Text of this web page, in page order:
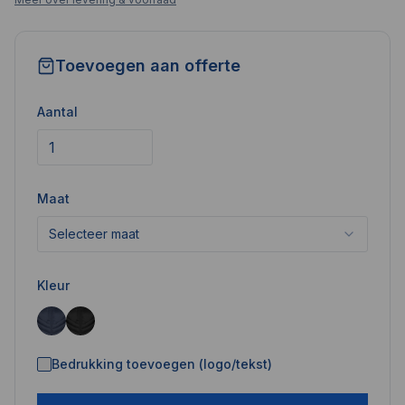
Toevoegen aan offerte
Aantal
Maat
Selecteer maat
Kleur
Bedrukking toevoegen (logo/tekst)